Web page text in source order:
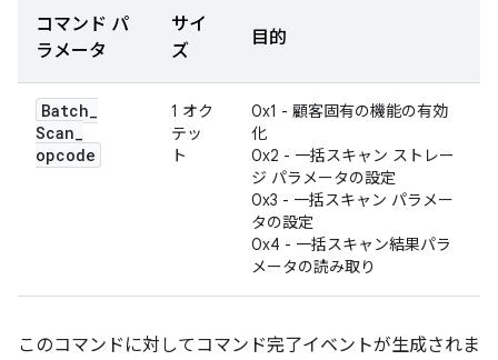
コマンド パ
ラメータ
サイ
ズ
目的
Batch_
Scan_
opcode
1 オク
テッ
ト
0x1 - 顧客固有の機能の有効
化
0x2 - 一括スキャン ストレー
ジ パラメータの設定
0x3 - 一括スキャン パラメー
タの設定
0x4 - 一括スキャン結果パラ
メータの読み取り
このコマンドに対してコマンド完了イベントが生成されま